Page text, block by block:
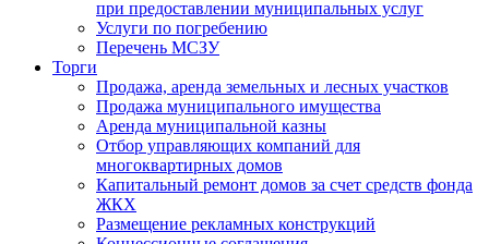
при предоставлении муниципальных услуг
Услуги по погребению
Перечень МСЗУ
Торги
Продажа, аренда земельных и лесных участков
Продажа муниципального имущества
Аренда муниципальной казны
Отбор управляющих компаний для
многоквартирных домов
Капитальный ремонт домов за счет средств фонда
ЖКХ
Размещение рекламных конструкций